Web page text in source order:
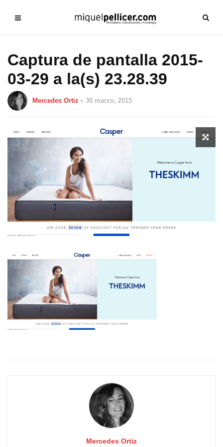
Captura de pantalla 2015-
03-29 a la(s) 23.28.39
Mercedes Ortiz 30 marzo, 2015
Mercedes Ortiz